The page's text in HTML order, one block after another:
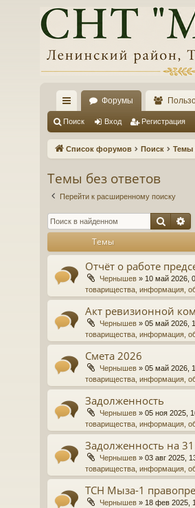
с
ы
и
Форумы
Поиск Вход Регистрация
Список форумов Поиск Темы
Темы без ответов
Перейти к расширенному поиску
Поиск
Темы
Отчёт о работе
Чернышев » 10 май 2026,
товарищества, информация,
Акт ревизионной
Чернышев » 05 май 2026,
товарищества, информация,
Смета 2026
Чернышев » 05 май 2026,
товарищества, информация,
Задолженность
Чернышев » 05 ноя 2025,
товарищества, информация,
Задолженность на
Чернышев » 03 авг 2025,
товарищества, информация,
ТСН Мыза-1
Чернышев » 18 фев 2025,